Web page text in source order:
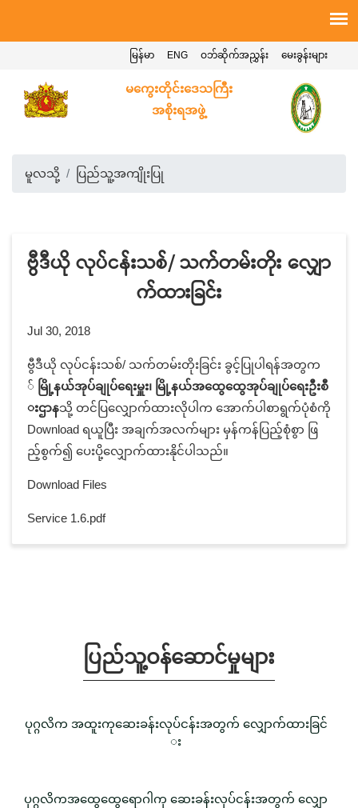
မေးခွန်းများ
ဝဘ်ဆိုက်အညွှန်း
ENG
မြန်မာ
မကွေးတိုင်းဒေသကြီး
အစိုးရအဖွဲ့
မူလသို့ ပြည်သူ့အကျိုးပြု
ဗွီဒီယို လုပ်ငန်းသစ်/ သက်တမ်းတိုး လျှော
က်ထားခြင်း
Jul 30, 2018
ဗွီဒီယို လုပ်ငန်းသစ်/ သက်တမ်းတိုးခြင်း ခွင့်ပြုပါရန်အတွက
် မြို့နယ်အုပ်ချုပ်ရေးမှူး၊ မြို့နယ်အထွေထွေအုပ်ချုပ်ရေးဦးစီ
းဌာနသို့ တင်ပြလျှောက်ထားလိုပါက အောက်ပါစာရွက်ပုံစံကို
Download ရယူပြီး အချက်အလက်များ မှန်ကန်ပြည့်စုံစွာ ဖြ
ည့်စွက်၍ ပေးပို့လျှောက်ထားနိုင်ပါသည်။
Download Files
Service 1.6.pdf
ပြည်သူ့ဝန်ဆောင်မှုများ
ပုဂ္ဂလိက အထူးကုဆေးခန်းလုပ်ငန်းအတွက် လျှောက်ထားခြင်
း
ပုဂ္ဂလိကအထွေထွေရောဂါကု ဆေးခန်းလုပ်ငန်းအတွက် လျှော